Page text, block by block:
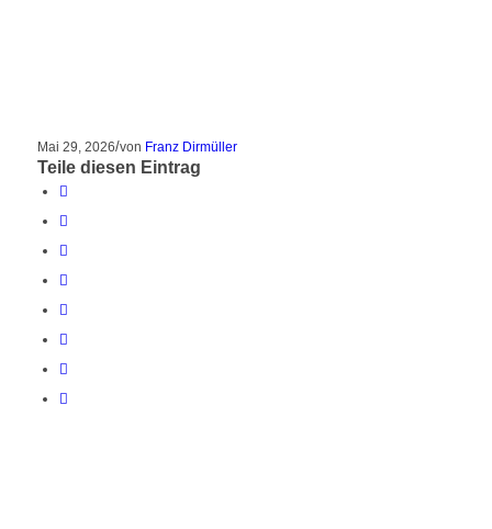
Mai 29, 2026/von Franz Dirmüller
Teile diesen Eintrag